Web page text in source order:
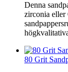
Denna
zirconia eller
80 Grit